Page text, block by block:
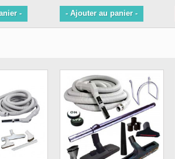
- - Ajouter au panier -